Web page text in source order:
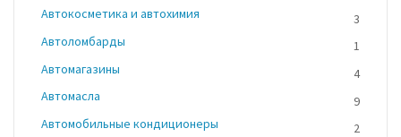
Автокосметика и автохимия
3
Автоломбарды
1
Автомагазины
4
Автомасла
9
Автомобильные кондиционеры
2